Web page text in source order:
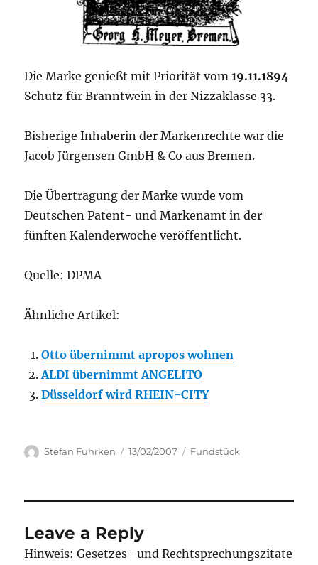
Die Marke genießt mit Priorität vom19.11.1894
Schutz für Branntwein in der Nizzaklasse 33.
Bisherige Inhaberin der Markenrechte war die
Jacob Jürgensen GmbH & Co aus Bremen.
Die Übertragung der Marke wurde vom
Deutschen Patent- und Markenamt in der
fünften Kalenderwoche veröffentlicht.
Quelle: DPMA
Ähnliche Artikel:
Otto übernimmt apropos wohnen
ALDI übernimmt ANGELITO
Düsseldorf wird RHEIN-CITY
Author
Stefan Fuhrken
Posted
13/02/2007 Categories
Fundstück
Leave a Reply
Hinweis: Gesetzes- und Rechtsprechungszitate